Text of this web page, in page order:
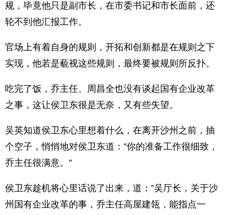
规，毕竟他只是副市长，在市委书记和市长面前，还
轮不到他汇报工作。
官场上有着自身的规则，开拓和创新都是在规则之下
实现，他若是藐视这些规则，最终要被规则所反扑。
吃完了饭，乔主任、周昌全也没有谈起国有企业改革
之事，这让侯卫东很是无奈，又有些失望。
吴英知道侯卫东心里想着什么，在离开沙州之前，抽
个空子，悄悄地对侯卫东道：”你的准备工作很细致，
乔主任很满意。”
侯卫东趁机将心里话说了出来，道：”吴厅长，关于沙
州国有企业改革的事，乔主任高屋建瓴，能指点一